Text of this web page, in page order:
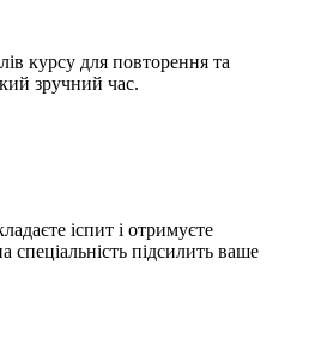
курсу для повторення та
зручний час.
іспит і отримуєте
спеціальність підсилить ваше